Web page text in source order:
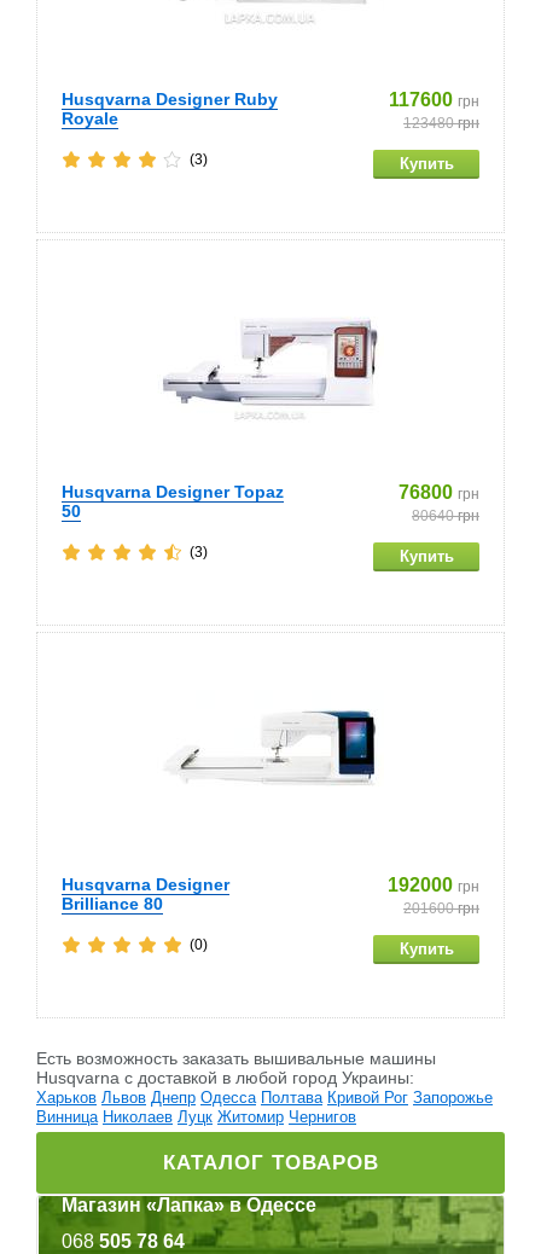
Husqvarna Designer Ruby
Royale
117600 грн
123480грн
(3)
Husqvarna Designer Topaz
50
76800 грн
80640грн
(3)
Husqvarna Designer
Brilliance 80
192000 грн
201600грн
(0)
Есть возможность заказать вышивальные машины
Husqvarna c доставкой в любой город Украины:
Харьков Львов Днепр Одесса Полтава Кривой Рог Запорожье
Винница Николаев Луцк Житомир Чернигов
КАТАЛОГ ТОВАРОВ
Магазин «Лапка» в Одессе
068 505 78 64